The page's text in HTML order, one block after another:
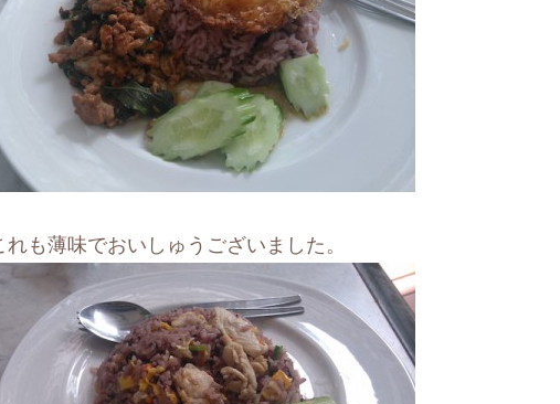
薄味でおいしゅうございました。